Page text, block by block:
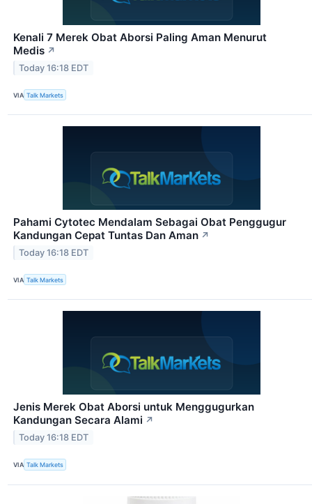
Kenali 7 Merek Obat Aborsi Paling Aman Menurut
Medis ↗
Today 16:18 EDT
VIA Talk Markets
Pahami Cytotec Mendalam Sebagai Obat Penggugur
Kandungan Cepat Tuntas Dan Aman ↗
Today 16:18 EDT
VIA Talk Markets
Jenis Merek Obat Aborsi untuk Menggugurkan
Kandungan Secara Alami ↗
Today 16:18 EDT
VIA Talk Markets